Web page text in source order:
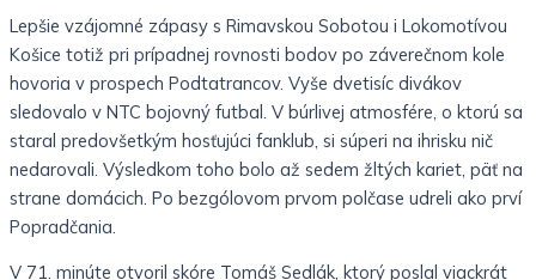
Lepšie vzájomné zápasy s Rimavskou Sobotou i Lokomotívou
Košice totiž pri prípadnej rovnosti bodov po záverečnom kole
hovoria v prospech Podtatrancov. Vyše dvetisíc divákov
sledovalo v NTC bojovný futbal. V búrlivej atmosfére, o ktorú sa
staral predovšetkým hosťujúci fanklub, si súperi na ihrisku nič
nedarovali. Výsledkom toho bolo až sedem žltých kariet, päť na
strane domácich. Po bezgólovom prvom polčase udreli ako prví
Popradčania.
V 71. minúte otvoril skóre Tomáš Sedlák, ktorý poslal viackrát